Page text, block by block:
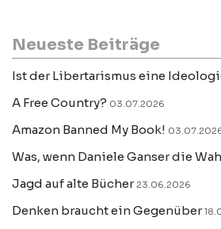
Neueste Beiträge
Ist der Libertarismus eine
A Free Country? 03.07.2026
Amazon Banned My Book!
Was, wenn Daniele Ganser die
Jagd auf alte Bücher 23.06.2026
Denken braucht ein Gegenüber